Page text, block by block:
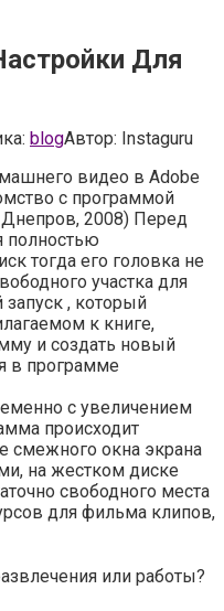
Для
blogАвтор: Instaguru
видео в Adobe
с программой
2008) Перед
полностью
тогда его головка не
участка для
, который
к книге,
и создать новый
в программе
с увеличением
происходит
смежного окна экрана
на жестком диске
свободного места
для фильма клипов,
или работы?